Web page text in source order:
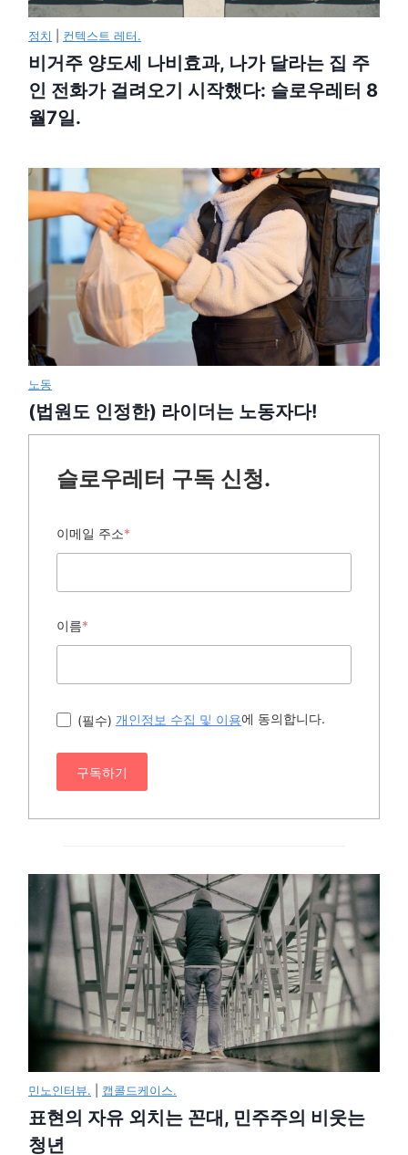
정치 컨텍스트 레터.
비거주 양도세 나비효과, 나가 달라는 집 주
인 전화가 걸려오기 시작했다: 슬로우레터 8
월7일.
노동
(법원도 인정한) 라이더는 노동자다!
슬로우레터 구독 신청.
이메일 주소*
이름*
(필수) 개인정보 수집 및 이용에 동의합니다.
구독하기
민노인터뷰. 캡콜드케이스.
표현의 자유 외치는 꼰대, 민주주의 비웃는
청년